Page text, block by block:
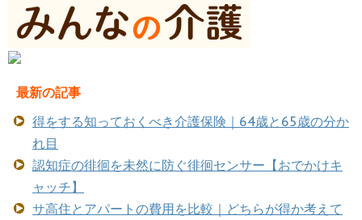
最新の記事
得をする知っておくべき介護保険｜64歳と65歳の分か
れ目
認知症の徘徊を未然に防ぐ徘徊センサー【おでかけキ
ャッチ】
サ高住とアパートの費用を比較｜どちらが得か考えて